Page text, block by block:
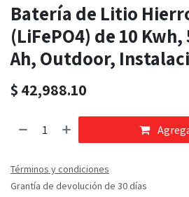
Batería de Litio
(LiFePO4) de 10 Kwh,
Ah, Outdoor,
$ 42,988.10
Términos y condiciones
Grantía de devolución de 30 días